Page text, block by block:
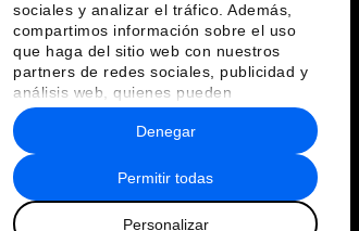
sociales y analizar el tráfico. Además,
compartimos información sobre el uso
que haga del sitio web con nuestros
partners de redes sociales, publicidad y
análisis web, quienes pueden
combinarla con otra información que les
haya proporcionado o que hayan
recopilado a partir del uso que haya
hecho de sus servicios.
Permitir todas
Personalizar
Denegar